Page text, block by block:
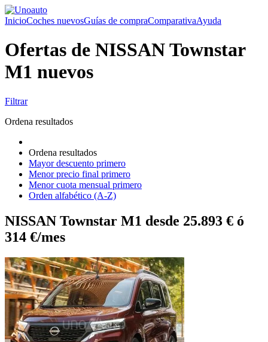
InicioCoches nuevosGuías de compraComparativaAyuda
Ofertas de NISSAN Townstar
M1 nuevos
Filtrar
Ordena resultados
Ordena resultados
Mayor descuento primero
Menor precio final primero
Menor cuota mensual primero
Orden alfabético (A-Z)
NISSAN Townstar M1 desde 25.893 € ó
314 €/mes